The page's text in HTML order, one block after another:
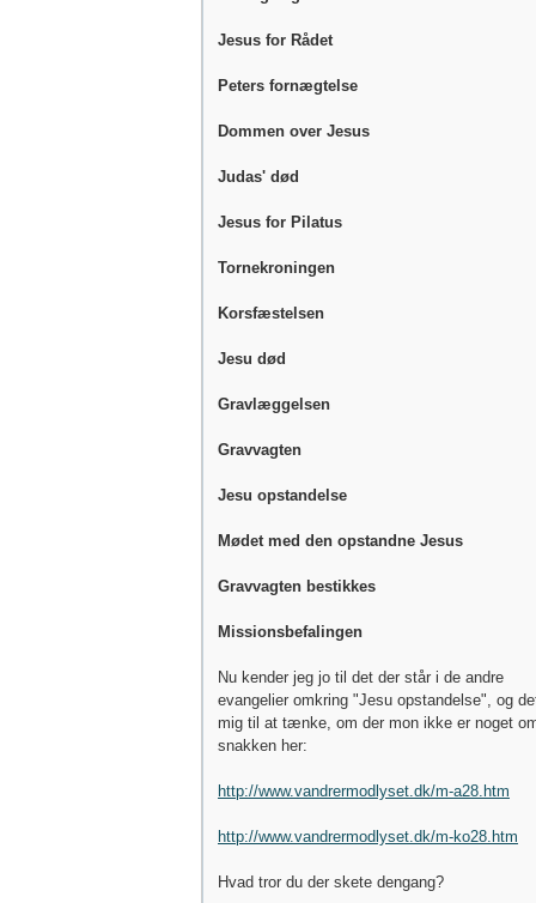
Jesus for Rådet
Peters fornægtelse
Dommen over Jesus
Judas' død
Jesus for Pilatus
Tornekroningen
Korsfæstelsen
Jesu død
Gravlæggelsen
Gravvagten
Jesu opstandelse
Mødet med den opstandne Jesus
Gravvagten bestikkes
Missionsbefalingen
Nu kender jeg jo til det der står i de andre
evangelier omkring "Jesu opstandelse", og
mig til at tænke, om der mon ikke er noget
snakken her:
http://www.vandrermodlyset.dk/m-a28.htm
http://www.vandrermodlyset.dk/m-ko28.htm
Hvad tror du der skete dengang?